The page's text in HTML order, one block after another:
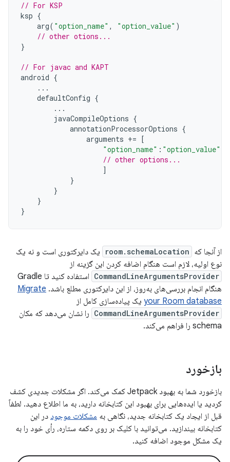
// For KSP
ksp {
arg( "option_name" , "option_value" )
// other otions...
}
// For javac and KAPT
android {
...
defaultConfig {
...
javaCompileOptions {
annotationProcessorOptions {
arguments += [
"option_name" : "option_value"
// other options...
]
}
}
}
}
از آنجا که room.schemaLocation
یک دایرکتوری است و نه یک
نوع اولیه، لازم است هنگام اضافه کردن این گزینه از
CommandLineArgumentsProvider
استفاده کنید تا Gradle
هنگام انجام بررسی‌های به‌روز، از این دایرکتوری مطلع باشد. Migrate
your Room database یک پیاده‌سازی کامل از
CommandLineArgumentsProvider را نشان می‌دهد که مکان
schema را فراهم می‌کند.
بازخورد
بازخورد شما به بهبود Jetpack کمک می‌کند. اگر مشکلات جدیدی کشف
کردید یا ایده‌هایی برای بهبود این کتابخانه دارید، به ما اطلاع دهید. لطفاً
قبل از ایجاد یک کتابخانه جدید، نگاهی به مشکلات موجود در این
کتابخانه بیندازید. می‌توانید با کلیک بر روی دکمه ستاره، رأی خود را به
یک مشکل موجود اضافه کنید.